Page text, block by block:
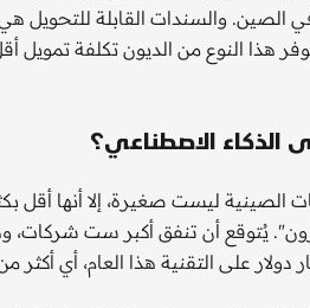
الصين. والسندات القابلة للتحويل
النوع من الديون تكلفة تمويل
الذكاء الاصطناعي؟
الصينية ليست صغيرة، إلا أنها أقل
يُتوقع أن تنفق أكبر ست